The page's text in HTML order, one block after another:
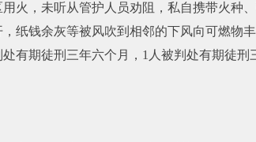
火，未听从管护人员劝阻，私自携带火种
纸钱余灰等被风吹到相邻的下风向可燃物
有期徒刑三年六个月，1人被判处有期徒